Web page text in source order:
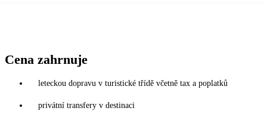
Cena zahrnuje
leteckou dopravu v turistické třídě včetně tax a poplatků
privátní transfery v destinaci